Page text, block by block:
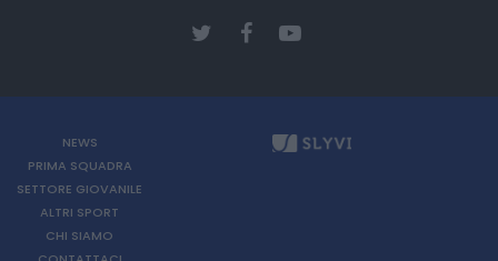
NEWS
PRIMA SQUADRA
SETTORE GIOVANILE
ALTRI SPORT
CHI SIAMO